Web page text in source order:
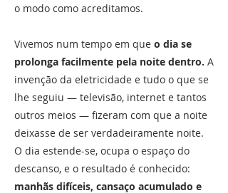
o modo como acreditamos.
Vivemos num tempo em que o dia se
prolonga facilmente pela noite dentro. A
invenção da eletricidade e tudo o que se
lhe seguiu — televisão, internet e tantos
outros meios — fizeram com que a noite
deixasse de ser verdadeiramente noite.
O dia estende-se, ocupa o espaço do
descanso, e o resultado é conhecido:
manhãs difíceis, cansaço acumulado e